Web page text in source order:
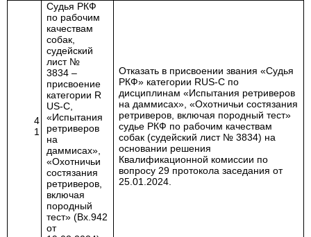
4
1
Судья РКФ
по рабочим
качествам
собак,
судейский
лист №
3834 –
присвоение
категории R
US-С,
«Испытания
ретриверов
на
даммисах»,
«Охотничьи
состязания
ретриверов,
включая
породный
тест» (Вх.942
от
Отказать в присвоении звания «Судья
РКФ» категории RUS-С по
дисциплинам «Испытания ретриверов
на даммисах», «Охотничьи состязания
ретриверов, включая породный тест»
судье РКФ по рабочим качествам
собак (судейский лист № 3834) на
основании решения
Квалификационной комиссии по
вопросу 29 протокола заседания от
25.01.2024.